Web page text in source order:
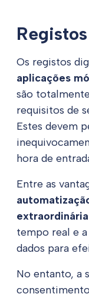
Os registos
aplicações
são
requisitos de
Estes devem
hora de
Entre as
tempo real e
dados para
No entanto, a